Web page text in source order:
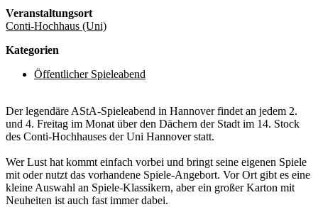
Veranstaltungsort
Conti-Hochhaus (Uni)
Kategorien
Öffentlicher Spieleabend
Der legendäre AStA-Spieleabend in Hannover findet an jedem 2.
und 4. Freitag im Monat über den Dächern der Stadt im 14. Stock
des Conti-Hochhauses der Uni Hannover statt.
Wer Lust hat kommt einfach vorbei und bringt seine eigenen Spiele
mit oder nutzt das vorhandene Spiele-Angebort. Vor Ort gibt es eine
kleine Auswahl an Spiele-Klassikern, aber ein großer Karton mit
Neuheiten ist auch fast immer dabei.